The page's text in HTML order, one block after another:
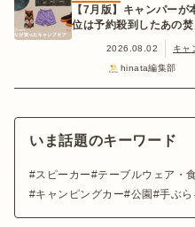
【7月版】キャンパー
位は予約殺到したあの
2026.08.02
キャ
hinata編集部
いま話題のキーワード
スピーカー テーブルウェア・
キャンピングカー 公園 手ぶ